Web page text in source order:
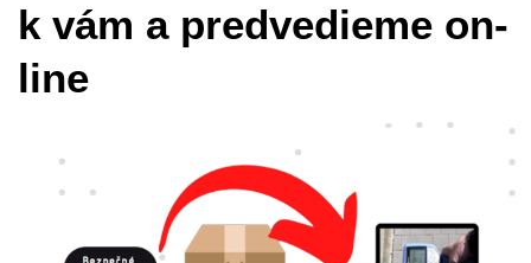
k vám a predvedieme on-
line